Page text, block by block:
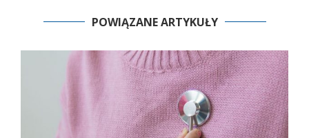
POWIĄZANE ARTYKUŁY